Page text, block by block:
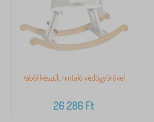
Fából készült hintaló védőgyűrűvel
26 286 Ft